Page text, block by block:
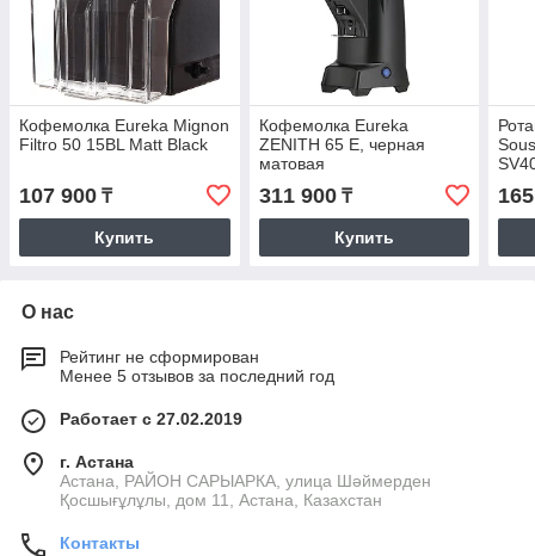
Кофемолка Eureka Mignon
Filtro 50 15BL Matt Black
107 900 ₸
Купить
Кофемолка Eureka
ZENITH 65 E, черная
матовая
311 900₸
Купить
О нас
Рейтинг не сформирован
Менее 5 отзывов за последний год
Работает с 27.02.2019
г. Астана
Астана, РАЙОН САРЫАРКА, улица Шәймерден
Қосшығұлұлы, дом 11, Астана, Казахстан
Контакты